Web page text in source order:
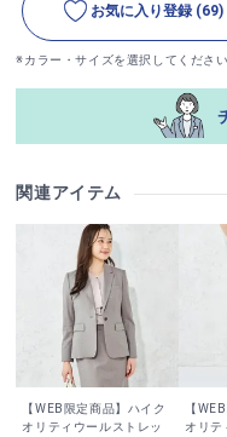
お気に入り登録 (69)
※カラー・サイズを選択してください
関連アイテム
【WEB限定商品】ハイク
オリティウールストレッ
【
オリテ